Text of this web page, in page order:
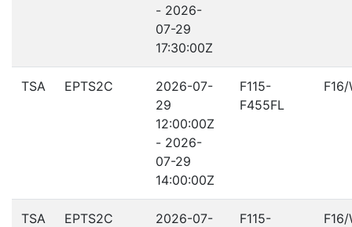
- 2026-
07-29
17:30:00Z
TSA EPTS2C
2026-07-
29
12:00:00Z
- 2026-
07-29
14:00:00Z
F115-
F455FL
F16/
TSA EPTS2C
2026-07-
F115-
F16/